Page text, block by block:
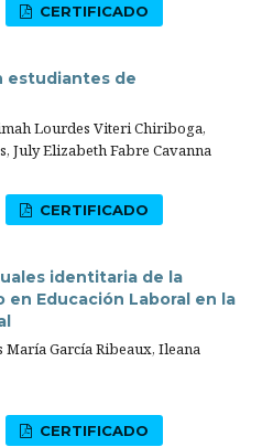
CERTIFICADO
estudiantes de
Lourdes Viteri Chiriboga,
July Elizabeth Fabre Cavanna
CERTIFICADO
identitaria de la
Educación Laboral en la
María García Ribeaux, Ileana
CERTIFICADO